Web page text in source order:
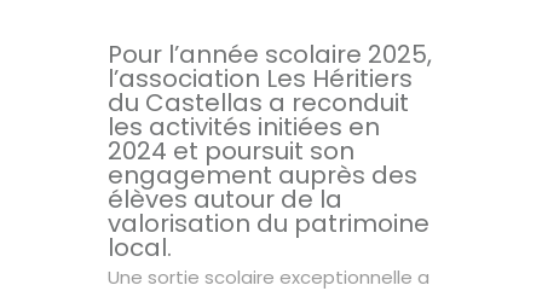
Pour l’année scolaire 2025,
l’association Les Héritiers
du Castellas a reconduit
les activités initiées en
2024 et poursuit son
engagement auprès des
élèves autour de la
valorisation du patrimoine
local.
Une sortie scolaire exceptionnelle a